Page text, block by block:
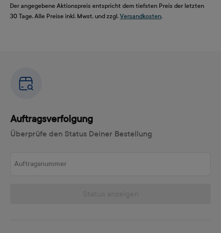
Der angegebene Aktionspreis entspricht dem tiefsten Preis der letzten
30 Tage. Alle Preise inkl. Mwst. und zzgl. Versandkosten.
Auftragsverfolgung
Überprüfe den Status Deiner Bestellung